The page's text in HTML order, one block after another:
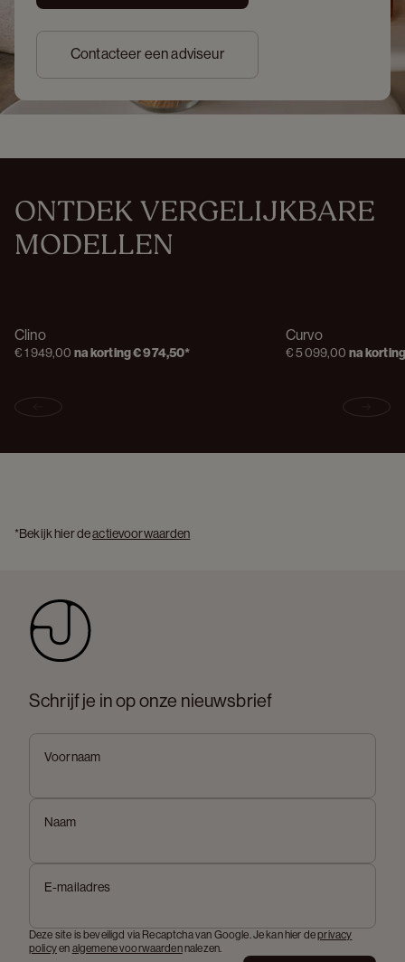
Contacteer een adviseur
ONTDEK VERGELIJKBARE
MODELLEN
Clino
€ 1 949,00 na korting€ 974,50*
Curvo
€ 5 099,00 na korting
Previous slide Next
*Bekijk hier de actievoorwaarden
Schrijf je in op onze nieuwsbrief
Voornaam
Naam
E-mailadres
Deze site is beveiligd via Recaptcha van Google. Je kan hier deprivacy
policyen algemene voorwaardennalezen.